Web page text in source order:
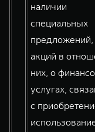
наличии
специальных
предложений,
акций в
них, о
услугах,
с